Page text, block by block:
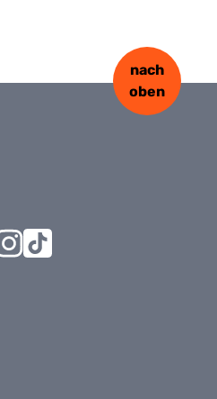
nach
oben